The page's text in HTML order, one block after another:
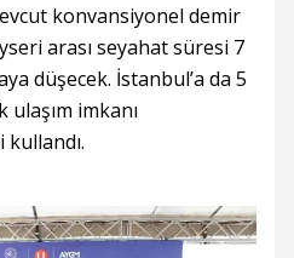
konvansiyonel demir
arası seyahat süresi 7
düşecek. İstanbul’a da 5
ulaşım imkanı
kullandı.